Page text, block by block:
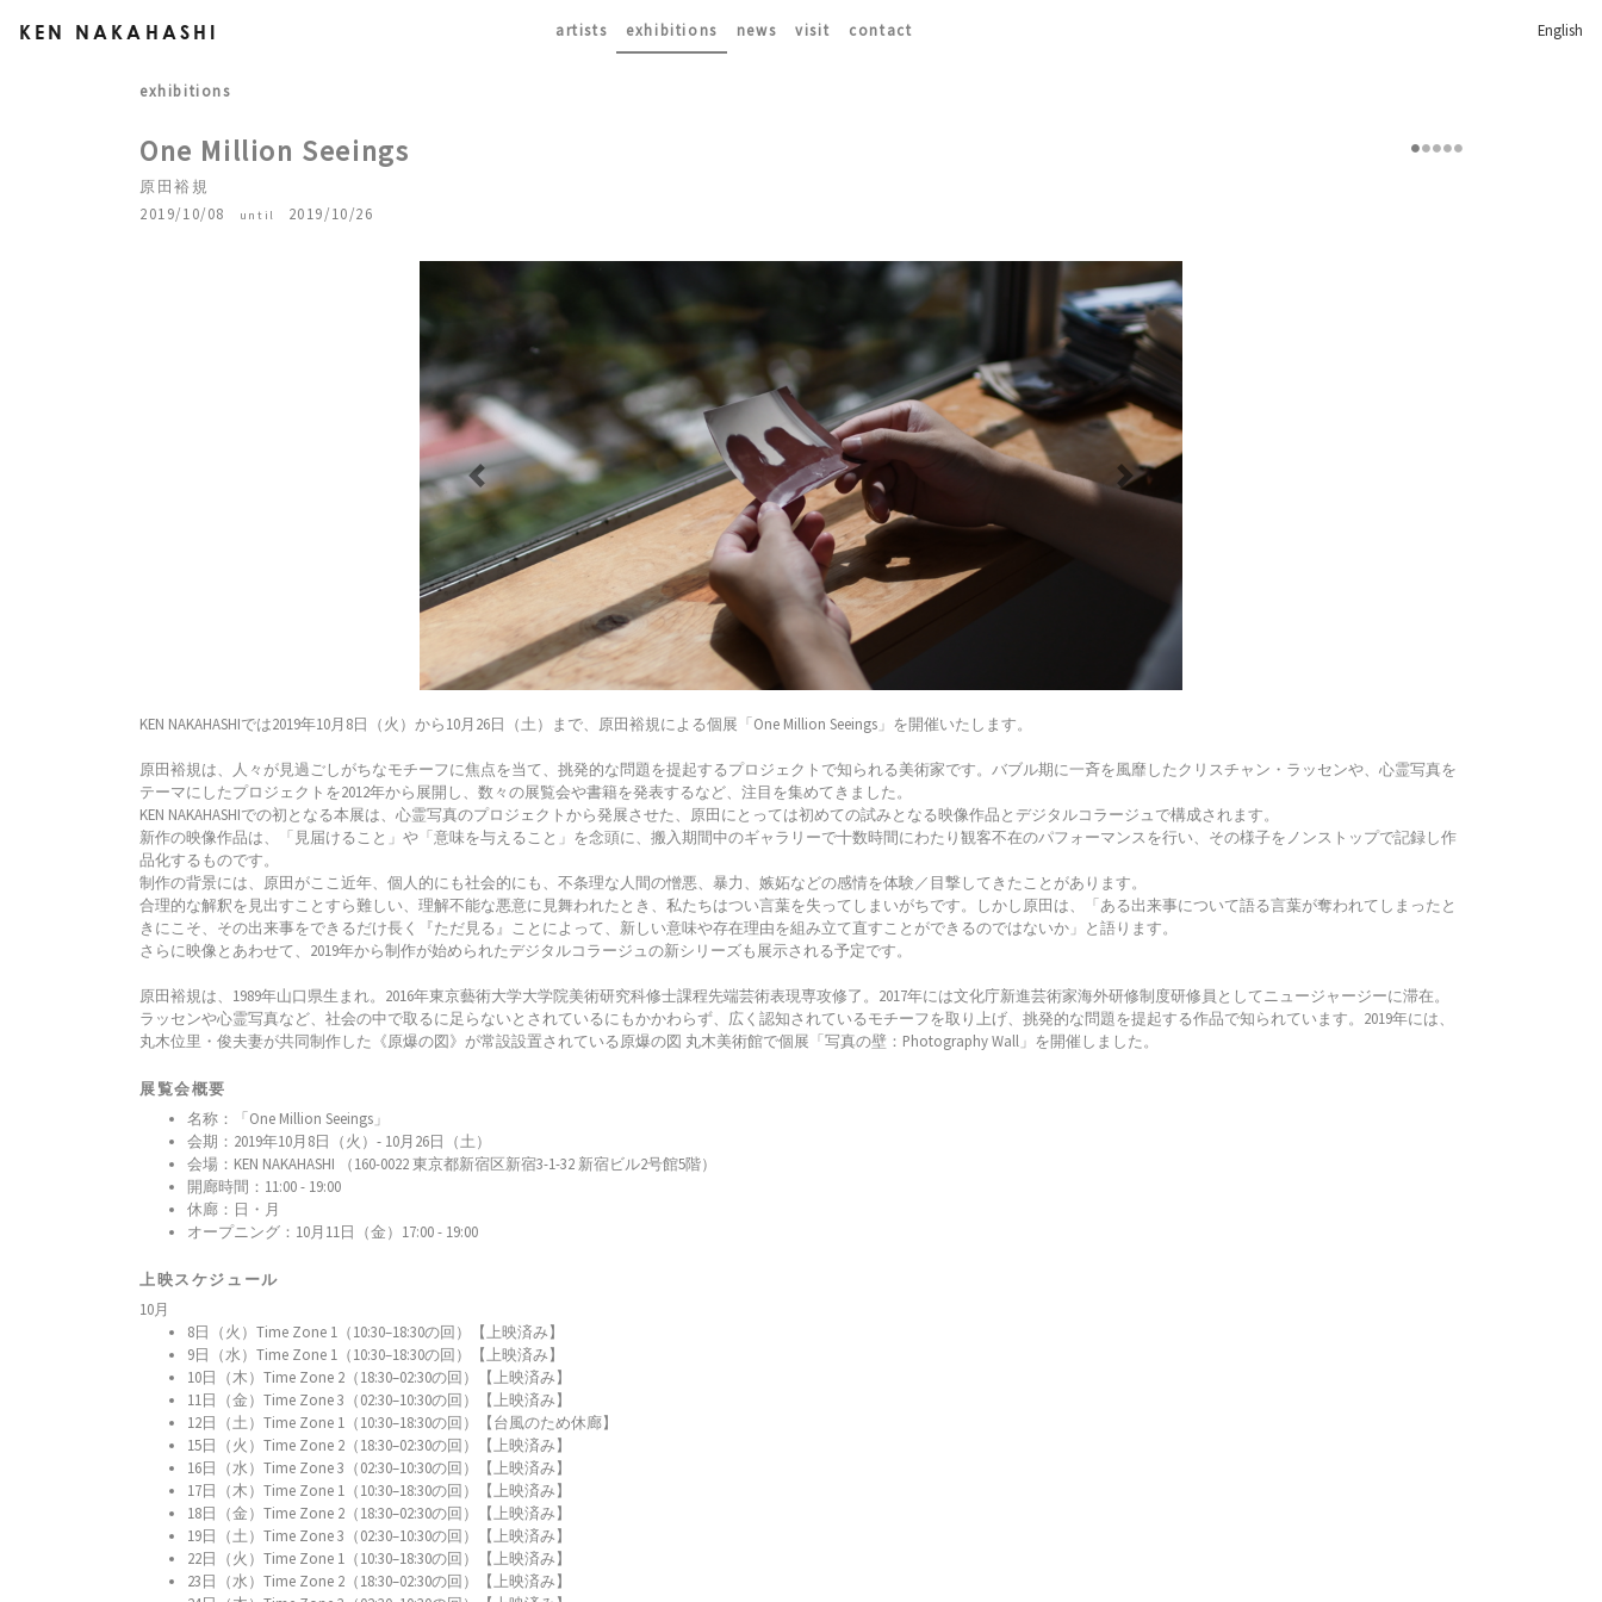
KEN NAKAHASHI artists exhibitions news visit contact English
exhibitions
One Million Seeings
原田裕規
2019/10/08
until 2019/10/26
Previous Next
KEN NAKAHASHIでは2019年10月8日（火）から10月26日（土）まで、原田裕規による個展「One Million Seeings」を開催いたします。
原田裕規は、人々が見過ごしがちなモチーフに焦点を当て、挑発的な問題を提起するプロジェクトで知られる美術家です。バブル期に一斉を風靡したクリスチャン・ラッセンや、心霊写真を
テーマにしたプロジェクトを2012年から展開し、数々の展覧会や書籍を発表するなど、注目を集めてきました。
KEN NAKAHASHIでの初となる本展は、心霊写真のプロジェクトから発展させた、原田にとっては初めての試みとなる映像作品とデジタルコラージュで構成されます。
新作の映像作品は、「見届けること」や「意味を与えること」を念頭に、搬入期間中のギャラリーで十数時間にわたり観客不在のパフォーマンスを行い、その様子をノンストップで記録し作
品化するものです。
制作の背景には、原田がここ近年、個人的にも社会的にも、不条理な人間の憎悪、暴力、嫉妬などの感情を体験／目撃してきたことがあります。
合理的な解釈を見出すことすら難しい、理解不能な悪意に見舞われたとき、私たちはつい言葉を失ってしまいがちです。しかし原田は、「ある出来事について語る言葉が奪われてしまったと
きにこそ、その出来事をできるだけ長く『ただ見る』ことによって、新しい意味や存在理由を組み立て直すことができるのではないか」と語ります。
さらに映像とあわせて、2019年から制作が始められたデジタルコラージュの新シリーズも展示される予定です。
原田裕規は、1989年山口県生まれ。2016年東京藝術大学大学院美術研究科修士課程先端芸術表現専攻修了。2017年には文化庁新進芸術家海外研修制度研修員としてニュージャージーに滞在。
ラッセンや心霊写真など、社会の中で取るに足らないとされているにもかかわらず、広く認知されているモチーフを取り上げ、挑発的な問題を提起する作品で知られています。2019年には、
丸木位里・俊夫妻が共同制作した《原爆の図》が常設設置されている原爆の図 丸木美術館で個展「写真の壁：Photography Wall」を開催しました。
展覧会概要
名称：「One Million Seeings」
会期：2019年10月8日（火）- 10月26日（土）
会場：KEN NAKAHASHI （160-0022 東京都新宿区新宿3-1-32 新宿ビル2号館5階）
開廊時間：11:00 - 19:00
休廊：日・月
オープニング：10月11日（金）17:00 - 19:00
上映スケジュール
10月
8日（火）Time Zone 1（10:30–18:30の回）【上映済み】
9日（水）Time Zone 1（10:30–18:30の回）【上映済み】
10日（木）Time Zone 2（18:30–02:30の回）【上映済み】
11日（金）Time Zone 3（02:30–10:30の回）【上映済み】
12日（土）Time Zone 1（10:30–18:30の回）【台風のため休廊】
15日（火）Time Zone 2（18:30–02:30の回）【上映済み】
16日（水）Time Zone 3（02:30–10:30の回）【上映済み】
17日（木）Time Zone 1（10:30–18:30の回）【上映済み】
18日（金）Time Zone 2（18:30–02:30の回）【上映済み】
19日（土）Time Zone 3（02:30–10:30の回）【上映済み】
22日（火）Time Zone 1（10:30–18:30の回）【上映済み】
23日（水）Time Zone 2（18:30–02:30の回）【上映済み】